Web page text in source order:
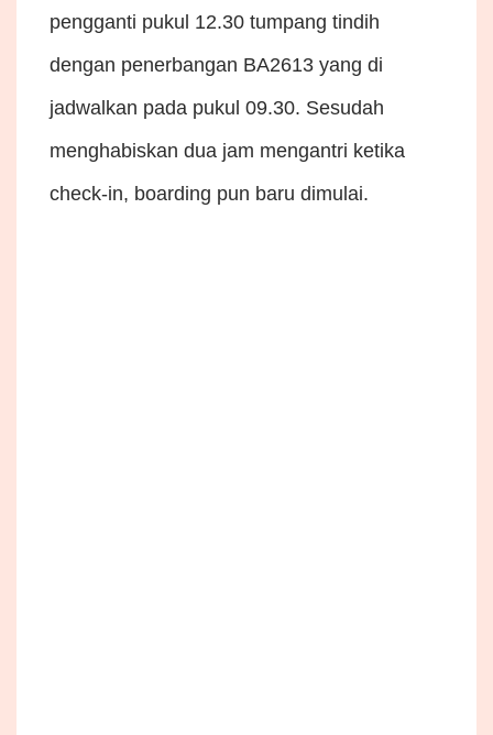
pengganti pukul 12.30 tumpang tindih
dengan penerbangan BA2613 yang di
jadwalkan pada pukul 09.30. Sesudah
menghabiskan dua jam mengantri ketika
check-in, boarding pun baru dimulai.